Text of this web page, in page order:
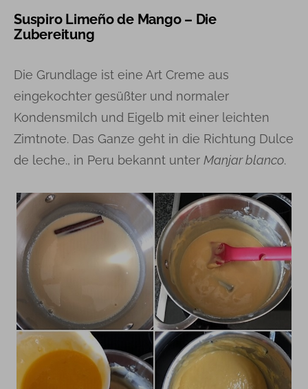
Suspiro Limeño de Mango – Die
Zubereitung
Die Grundlage ist eine Art Creme aus
eingekochter gesüßter und normaler
Kondensmilch und Eigelb mit einer leichten
Zimtnote. Das Ganze geht in die Richtung Dulce
de leche., in Peru bekannt unter Manjar blanco.